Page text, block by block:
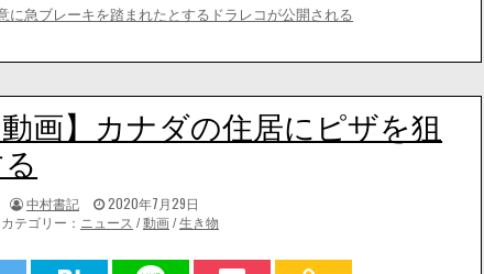
に急ブレーキを踏まれたとするドラレコが公開される
動画】カナダの住居にピザを狙
著
者:
中村書記
掲
載
2020年7月29日
カテゴリー： ニュース /動画/生き物